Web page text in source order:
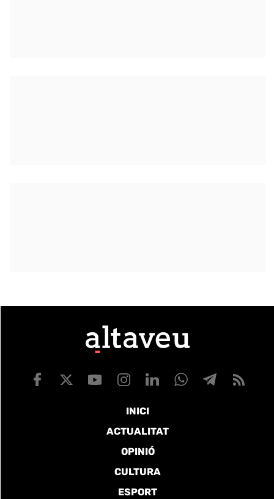
INICI
ACTUALITAT
OPINIÓ
CULTURA
ESPORT